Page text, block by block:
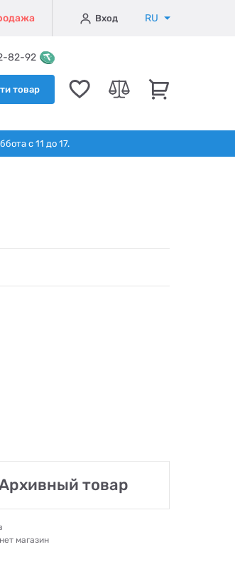
Вход RU
82-92
товар
с 11 до 17.
товар
магазин